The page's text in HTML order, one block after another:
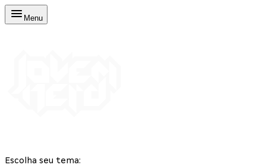
Menu
Escolha seu tema: